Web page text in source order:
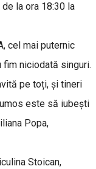
la ora 18:30 la
cel mai puternic
fim niciodată singuri.
pe toți, și tineri
este să iubești
Popa,
Stoican,